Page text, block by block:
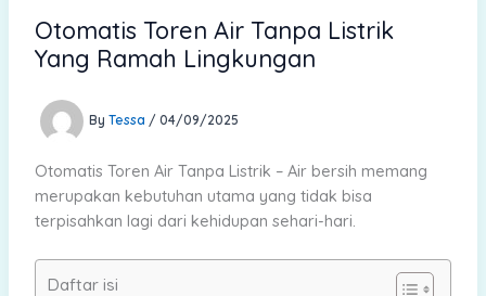
Otomatis Toren Air Tanpa Listrik
Yang Ramah Lingkungan
By Tessa / 04/09/2025
Otomatis Toren Air Tanpa Listrik – Air bersih memang
merupakan kebutuhan utama yang tidak bisa
terpisahkan lagi dari kehidupan sehari-hari.
Daftar isi